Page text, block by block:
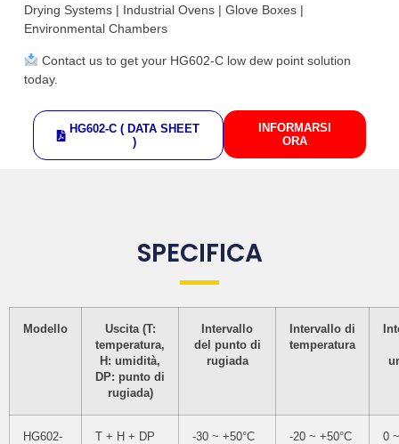
Drying Systems | Industrial Ovens | Glove Boxes |
Environmental Chambers
Contact us to get your HG602-C low dew point solution
today.
HG602-C ( DATA SHEET
)
INFORMARSI
ORA
SPECIFICA
Modello
Uscita (T:
temperatura,
H: umidità,
DP: punto di
rugiada)
Intervallo
del punto di
rugiada
Intervallo di
temperatura
HG602-
T + H + DP
-30 ~ +50°C
-20 ~ +50°C
0 ~